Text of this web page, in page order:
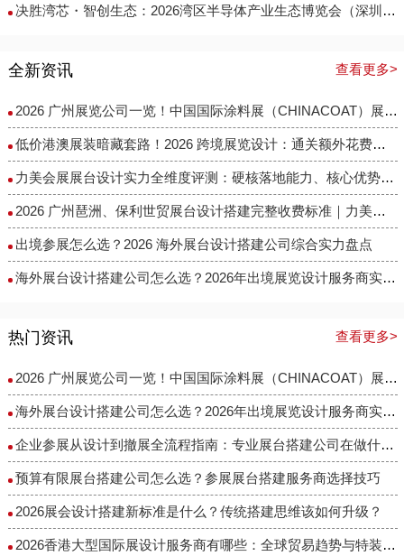
决胜湾芯・智创生态：2026湾区半导体产业生态博览会（深圳湾芯展）展台设计搭建实力服务商精选
全新资讯 查看更多>
2026 广州展览公司一览！中国国际涂料展（CHINACOAT）展台设计搭建服务商推荐
低价港澳展装暗藏套路！2026 跨境展览设计：通关额外花费避雷指南
力美会展展台设计实力全维度评测：硬核落地能力、核心优势与适配场景解析
2026 广州琶洲、保利世贸展台设计搭建完整收费标准｜力美会展分级包干报价，全程无隐形增项
出境参展怎么选？2026 海外展台设计搭建公司综合实力盘点
海外展台设计搭建公司怎么选？2026年出境展览设计服务商实力全解析
热门资讯 查看更多>
2026 广州展览公司一览！中国国际涂料展（CHINACOAT）展台设计搭建服务商推荐
海外展台设计搭建公司怎么选？2026年出境展览设计服务商实力全解析
企业参展从设计到撤展全流程指南：专业展台搭建公司在做什么？
预算有限展台搭建公司怎么选？参展展台搭建服务商选择技巧
2026展会设计搭建新标准是什么？传统搭建思维该如何升级？
2026香港大型国际展设计服务商有哪些：全球贸易趋势与特装企业访谈